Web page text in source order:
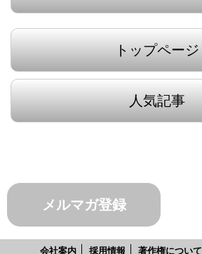
トップページ
人気記事
メルマガ登録
会社案内 採用情報 著作権について